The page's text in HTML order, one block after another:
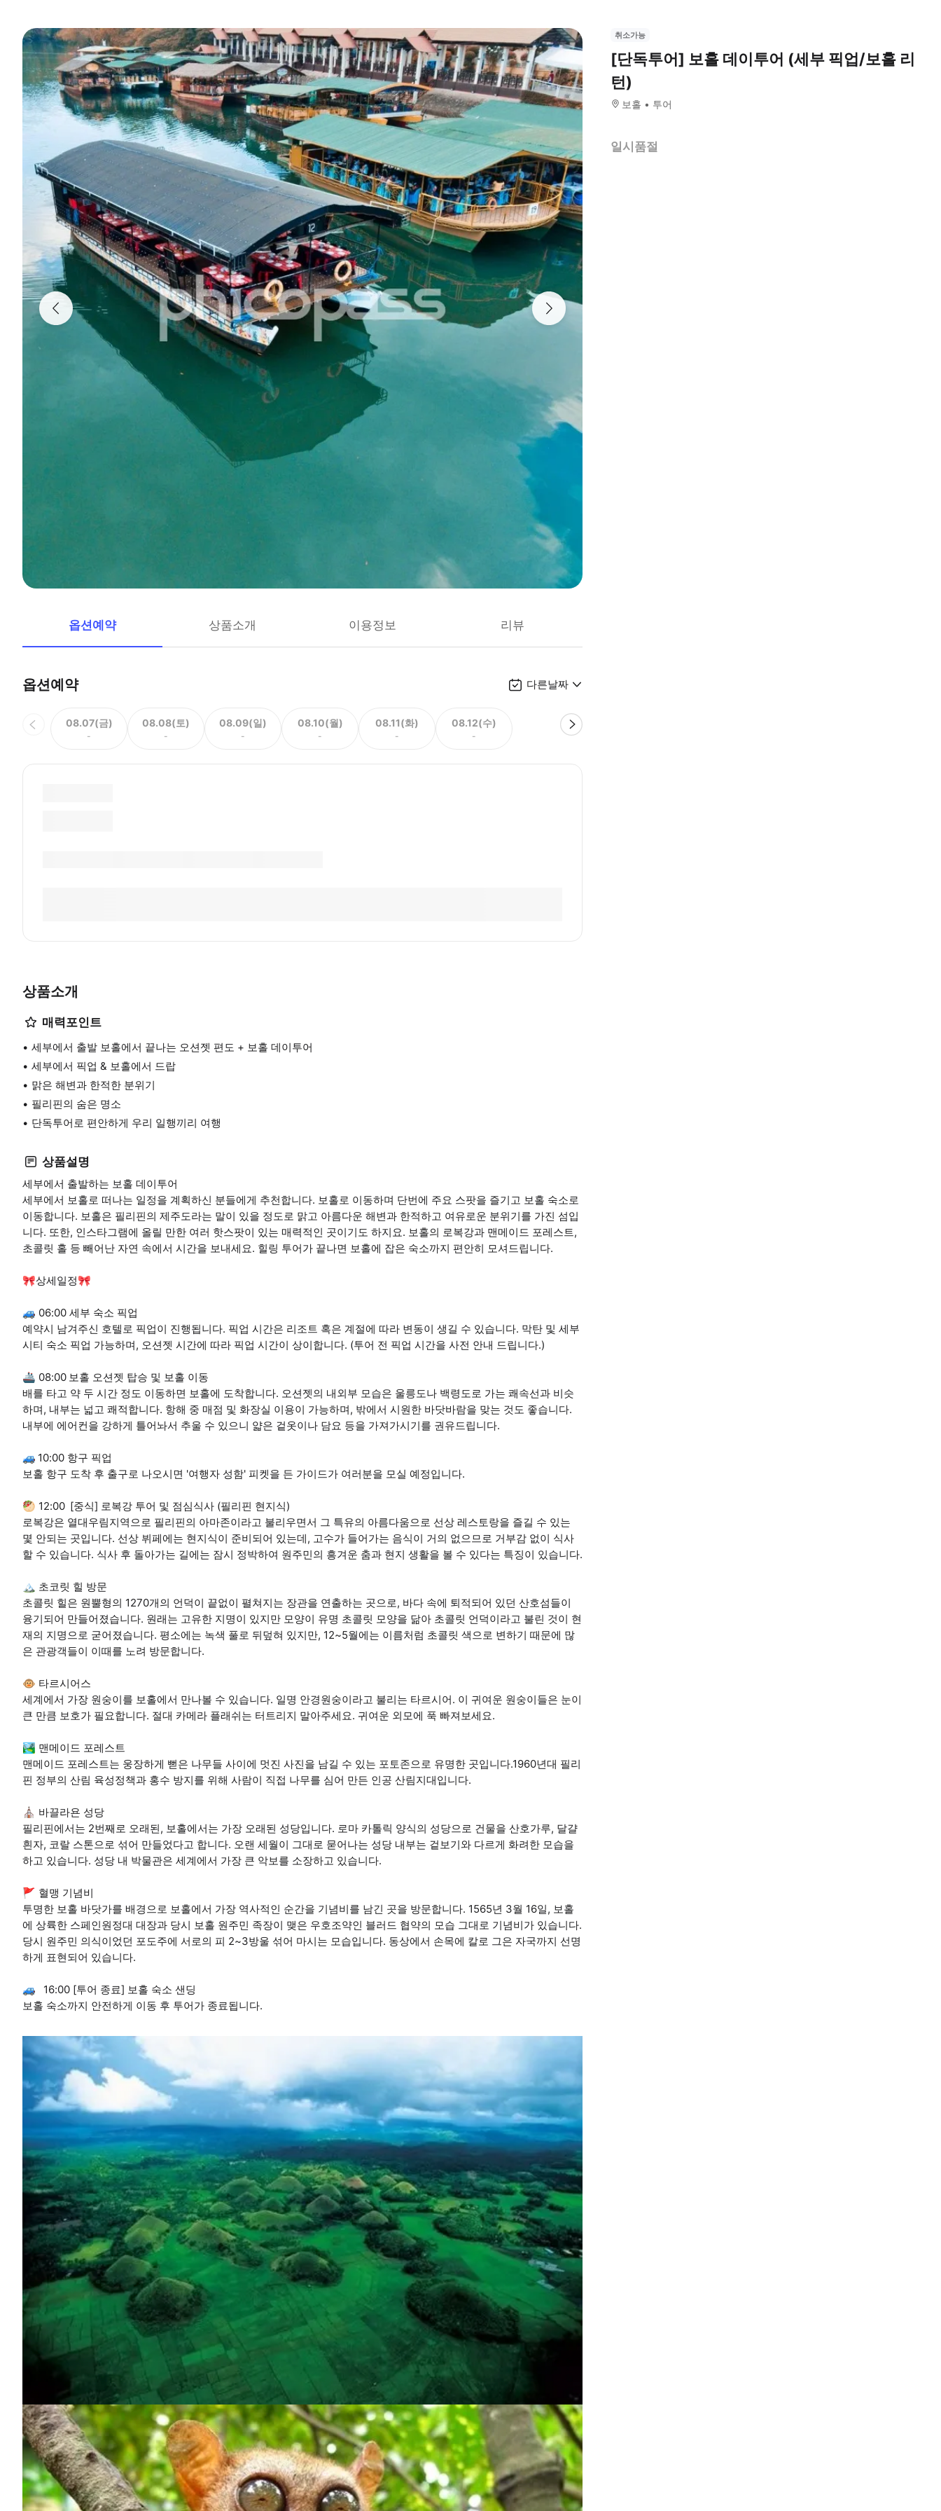
옵션예약 상품소개 이용정보 리뷰
옵션예약 다른날짜
08.07(금)
-
08.08(토)
-
08.09(일)
-
08.10(월)
-
08.11(화)
-
08.12(수)
-
상품소개
매력포인트
세부에서 출발 보홀에서 끝나는 오션젯 편도 + 보홀 데이투어
세부에서 픽업 & 보홀에서 드랍
맑은 해변과 한적한 분위기
필리핀의 숨은 명소
단독투어로 편안하게 우리 일행끼리 여행
상품설명
세부에서 출발하는 보홀 데이투어
세부에서 보홀로 떠나는 일정을 계획하신 분들에게 추천합니다. 보홀로 이동하며 단번에 주요 스팟을 즐기고 보홀 숙소로
이동합니다. 보홀은 필리핀의 제주도라는 말이 있을 정도로 맑고 아름다운 해변과 한적하고 여유로운 분위기를 가진 섬입
니다. 또한, 인스타그램에 올릴 만한 여러 핫스팟이 있는 매력적인 곳이기도 하지요. 보홀의 로복강과 맨메이드 포레스트,
초콜릿 홀 등 빼어난 자연 속에서 시간을 보내세요. 힐링 투어가 끝나면 보홀에 잡은 숙소까지 편안히 모셔드립니다.
🎀상세일정🎀
🚙 06:00 세부 숙소 픽업
예약시 남겨주신 호텔로 픽업이 진행됩니다. 픽업 시간은 리조트 혹은 계절에 따라 변동이 생길 수 있습니다. 막탄 및 세부
시티 숙소 픽업 가능하며, 오션젯 시간에 따라 픽업 시간이 상이합니다. (투어 전 픽업 시간을 사전 안내 드립니다.)
🚢 08:00 보홀 오션젯 탑승 및 보홀 이동
배를 타고 약 두 시간 정도 이동하면 보홀에 도착합니다. 오션젯의 내외부 모습은 울릉도나 백령도로 가는 쾌속선과 비슷
하며, 내부는 넓고 쾌적합니다. 항해 중 매점 및 화장실 이용이 가능하며, 밖에서 시원한 바닷바람을 맞는 것도 좋습니다.
내부에 에어컨을 강하게 틀어놔서 추울 수 있으니 얇은 겉옷이나 담요 등을 가져가시기를 권유드립니다.
🚙 10:00 항구 픽업
보홀 항구 도착 후 출구로 나오시면 '여행자 성함' 피켓을 든 가이드가 여러분을 모실 예정입니다.
🥙 12:00 [중식] 로복강 투어 및 점심식사 (필리핀 현지식)
로복강은 열대우림지역으로 필리핀의 아마존이라고 불리우면서 그 특유의 아름다움으로 선상 레스토랑을 즐길 수 있는
몇 안되는 곳입니다. 선상 뷔페에는 현지식이 준비되어 있는데, 고수가 들어가는 음식이 거의 없으므로 거부감 없이 식사
할 수 있습니다. 식사 후 돌아가는 길에는 잠시 정박하여 원주민의 흥겨운 춤과 현지 생활을 볼 수 있다는 특징이 있습니다.
🏔 초코릿 힐 방문
초콜릿 힐은 원뿔형의 1270개의 언덕이 끝없이 펼쳐지는 장관을 연출하는 곳으로, 바다 속에 퇴적되어 있던 산호섬들이
융기되어 만들어졌습니다. 원래는 고유한 지명이 있지만 모양이 유명 초콜릿 모양을 닮아 초콜릿 언덕이라고 불린 것이 현
재의 지명으로 굳어졌습니다. 평소에는 녹색 풀로 뒤덮혀 있지만, 12~5월에는 이름처럼 초콜릿 색으로 변하기 때문에 많
은 관광객들이 이때를 노려 방문합니다.
🐵 타르시어스
세계에서 가장 원숭이를 보홀에서 만나볼 수 있습니다. 일명 안경원숭이라고 불리는 타르시어. 이 귀여운 원숭이들은 눈이
큰 만큼 보호가 필요합니다. 절대 카메라 플래쉬는 터트리지 말아주세요. 귀여운 외모에 푹 빠져보세요.
🏞 맨메이드 포레스트
맨메이드 포레스트는 웅장하게 뻗은 나무들 사이에 멋진 사진을 남길 수 있는 포토존으로 유명한 곳입니다.1960년대 필리
핀 정부의 산림 육성정책과 홍수 방지를 위해 사람이 직접 나무를 심어 만든 인공 산림지대입니다.
⛪️ 바끌라욘 성당
필리핀에서는 2번째로 오래된, 보홀에서는 가장 오래된 성당입니다. 로마 카톨릭 양식의 성당으로 건물을 산호가루, 달걀
흰자, 코랄 스톤으로 섞어 만들었다고 합니다. 오랜 세월이 그대로 묻어나는 성당 내부는 겉보기와 다르게 화려한 모습을
하고 있습니다. 성당 내 박물관은 세계에서 가장 큰 악보를 소장하고 있습니다.
🚩 혈맹 기념비
투명한 보홀 바닷가를 배경으로 보홀에서 가장 역사적인 순간을 기념비를 남긴 곳을 방문합니다. 1565년 3월 16일, 보홀
에 상륙한 스페인원정대 대장과 당시 보홀 원주민 족장이 맺은 우호조약인 블러드 협약의 모습 그대로 기념비가 있습니다.
당시 원주민 의식이었던 포도주에 서로의 피 2~3방울 섞어 마시는 모습입니다. 동상에서 손목에 칼로 그은 자국까지 선명
하게 표현되어 있습니다.
🚙 16:00 [투어 종료] 보홀 숙소 샌딩
보홀 숙소까지 안전하게 이동 후 투어가 종료됩니다.
취소가능
[단독투어] 보홀 데이투어 (세부 픽업/보홀 리
턴)
보홀 투어
일시품절